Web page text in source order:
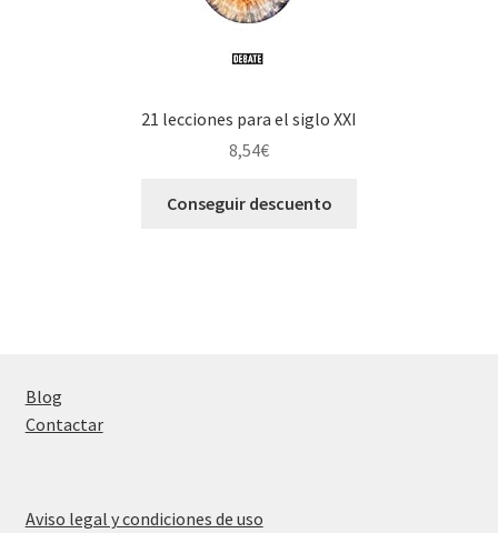
21 lecciones para el siglo XXI
8,54€
Conseguir descuento
Blog
Contactar
Aviso legal y condiciones de uso